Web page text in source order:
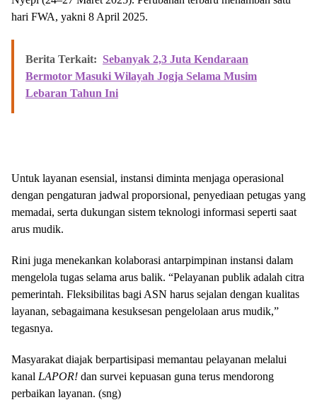
hari FWA, yakni 8 April 2025.
Berita Terkait: Sebanyak 2,3 Juta Kendaraan
Bermotor Masuki Wilayah Jogja Selama Musim
Lebaran Tahun Ini
Untuk layanan esensial, instansi diminta menjaga operasional
dengan pengaturan jadwal proporsional, penyediaan petugas yang
memadai, serta dukungan sistem teknologi informasi seperti saat
arus mudik.
Rini juga menekankan kolaborasi antarpimpinan instansi dalam
mengelola tugas selama arus balik. “Pelayanan publik adalah citra
pemerintah. Fleksibilitas bagi ASN harus sejalan dengan kualitas
layanan, sebagaimana kesuksesan pengelolaan arus mudik,”
tegasnya.
Masyarakat diajak berpartisipasi memantau pelayanan melalui
kanal LAPOR! dan survei kepuasan guna terus mendorong
perbaikan layanan. (sng)